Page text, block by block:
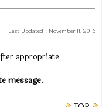
Last Updated : November 11, 2016
appropriate
message.